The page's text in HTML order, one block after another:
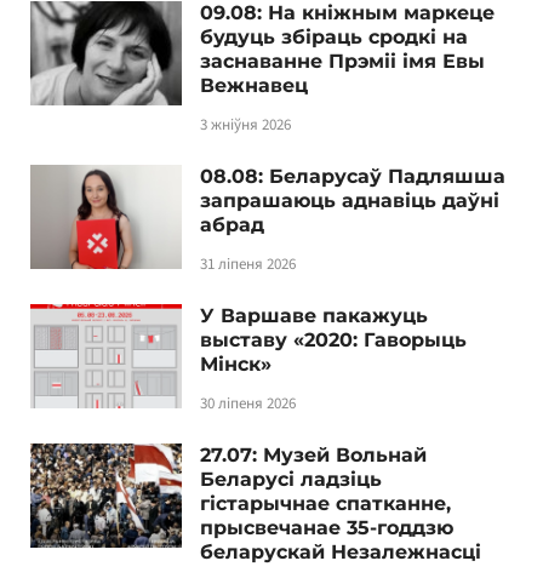
09.08: На кніжным маркеце
будуць збіраць сродкі на
заснаванне Прэміі імя Евы
Вежнавец
3 жніўня 2026
08.08: Беларусаў Падляшша
запрашаюць аднавіць даўні
абрад
31 ліпеня 2026
У Варшаве пакажуць
выставу «2020: Гаворыць
Мінск»
30 ліпеня 2026
27.07: Музей Вольнай
Беларусі ладзіць
гістарычнае спатканне,
прысвечанае 35-годдзю
беларускай Незалежнасці